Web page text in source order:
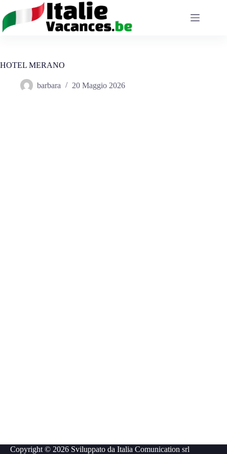
contenuto
HOTEL MERANO
barbara 20 Maggio 2026
Copyright © 2026 Sviluppato daItalia Comunication srl